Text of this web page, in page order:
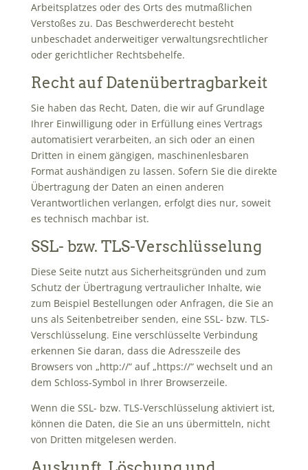
Arbeitsplatzes oder des Orts des mutmaßlichen
Verstoßes zu. Das Beschwerderecht besteht
unbeschadet anderweitiger verwaltungsrechtlicher
oder gerichtlicher Rechtsbehelfe.
Recht auf Daten­übertrag­barkeit
Sie haben das Recht, Daten, die wir auf Grundlage
Ihrer Einwilligung oder in Erfüllung eines Vertrags
automatisiert verarbeiten, an sich oder an einen
Dritten in einem gängigen, maschinenlesbaren
Format aushändigen zu lassen. Sofern Sie die direkte
Übertragung der Daten an einen anderen
Verantwortlichen verlangen, erfolgt dies nur, soweit
es technisch machbar ist.
SSL- bzw. TLS-Verschlüsselung
Diese Seite nutzt aus Sicherheitsgründen und zum
Schutz der Übertragung vertraulicher Inhalte, wie
zum Beispiel Bestellungen oder Anfragen, die Sie an
uns als Seitenbetreiber senden, eine SSL- bzw. TLS-
Verschlüsselung. Eine verschlüsselte Verbindung
erkennen Sie daran, dass die Adresszeile des
Browsers von „http://“ auf „https://“ wechselt und an
dem Schloss-Symbol in Ihrer Browserzeile.
Wenn die SSL- bzw. TLS-Verschlüsselung aktiviert ist,
können die Daten, die Sie an uns übermitteln, nicht
von Dritten mitgelesen werden.